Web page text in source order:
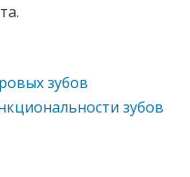
зубов
зубов